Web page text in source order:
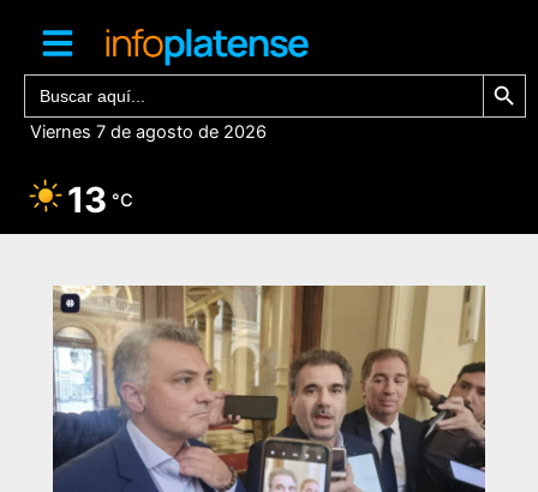
contenido
Buscar: Botón de
Viernes 7 de agosto de 2026
13 °C